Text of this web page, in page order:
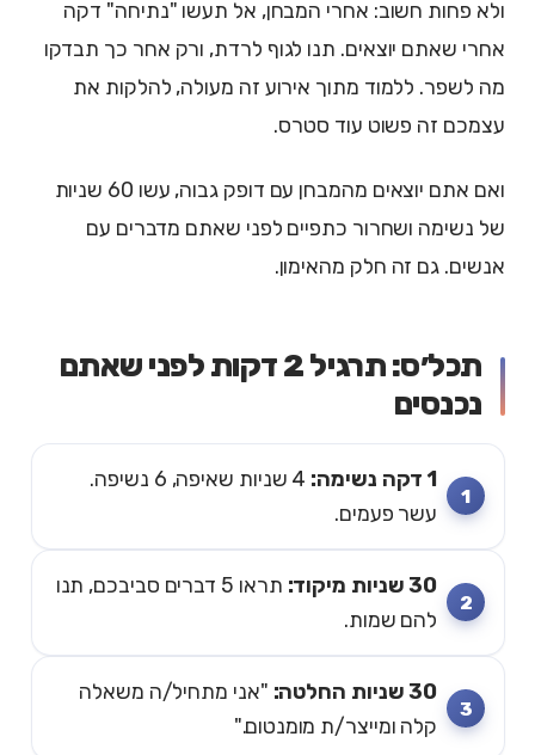
ולא פחות חשוב: אחרי המבחן, אל תעשו "נתיחה" דקה
אחרי שאתם יוצאים. תנו לגוף לרדת, ורק אחר כך תבדקו
מה לשפר. ללמוד מתוך אירוע זה מעולה, להלקות את
עצמכם זה פשוט עוד סטרס.
ואם אתם יוצאים מהמבחן עם דופק גבוה, עשו 60 שניות
של נשימה ושחרור כתפיים לפני שאתם מדברים עם
אנשים. גם זה חלק מהאימון.
תכל׳ס: תרגיל 2 דקות לפני שאתם
נכנסים
1 דקה נשימה:
4 שניות שאיפה, 6 נשיפה.
עשר פעמים.
30 שניות מיקוד:
תראו 5 דברים סביבכם, תנו
להם שמות.
30 שניות החלטה:
"אני מתחיל/ה משאלה
קלה ומייצר/ת מומנטום."